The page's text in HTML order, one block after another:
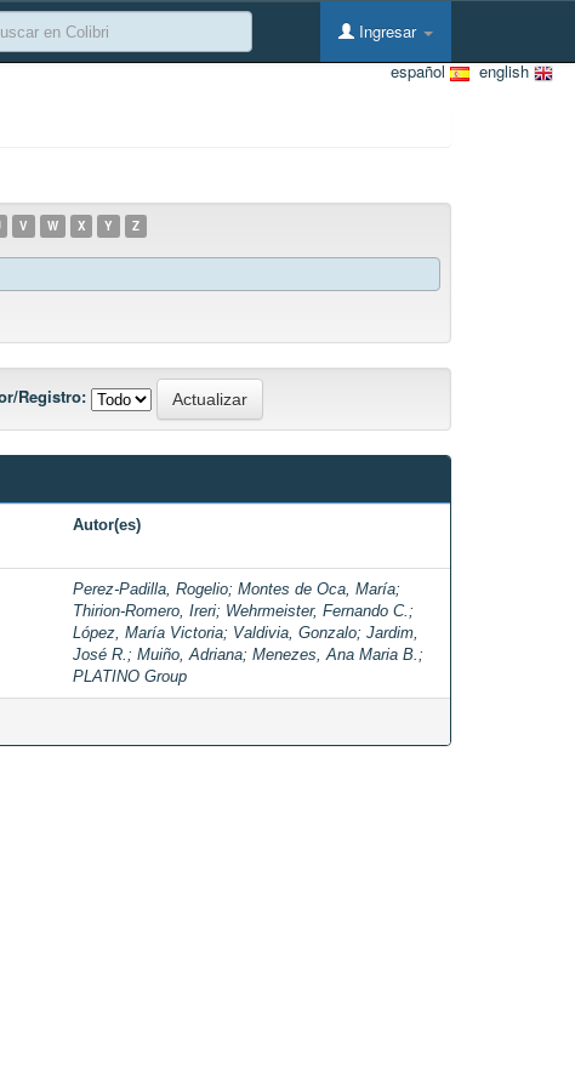
Ingresar
english
español
V W X Y Z
Registro:
Autor(es)
Perez-Padilla, Rogelio; Montes de Oca, María;
Thirion-Romero, Ireri; Wehrmeister, Fernando C.;
López, María Victoria; Valdivia, Gonzalo; Jardim,
José R.; Muiño, Adriana; Menezes, Ana Maria B.;
PLATINO Group